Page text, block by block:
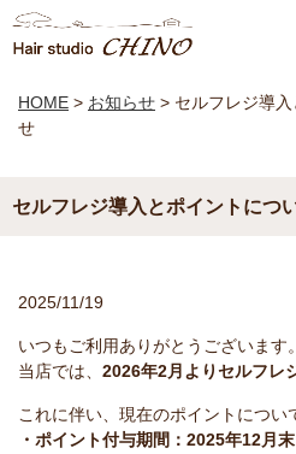
HOME > お知らせ > セルフレジ導
せ
セルフレジ導入とポイントにつ
2025/11/19
いつもご利用ありがとうございます。
当店では、 2026年2月よりセルフレ
これに伴い、現在のポイントについ
・ポイント付与期間：2025年12月